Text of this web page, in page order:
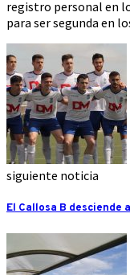
registro personal en
para ser segunda en
siguiente noticia
El Callosa B desciende